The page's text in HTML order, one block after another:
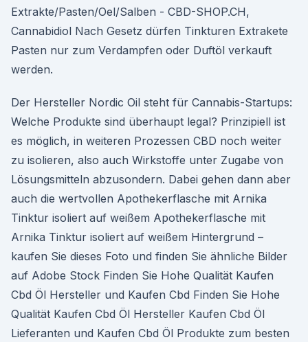
Extrakte/Pasten/Oel/Salben - CBD-SHOP.CH,
Cannabidiol Nach Gesetz dürfen Tinkturen Extrakete
Pasten nur zum Verdampfen oder Duftöl verkauft
werden.
Der Hersteller Nordic Oil steht für Cannabis-Startups:
Welche Produkte sind überhaupt legal? Prinzipiell ist
es möglich, in weiteren Prozessen CBD noch weiter
zu isolieren, also auch Wirkstoffe unter Zugabe von
Lösungsmitteln abzusondern. Dabei gehen dann aber
auch die wertvollen Apothekerflasche mit Arnika
Tinktur isoliert auf weißem Apothekerflasche mit
Arnika Tinktur isoliert auf weißem Hintergrund –
kaufen Sie dieses Foto und finden Sie ähnliche Bilder
auf Adobe Stock Finden Sie Hohe Qualität Kaufen
Cbd Öl Hersteller und Kaufen Cbd Finden Sie Hohe
Qualität Kaufen Cbd Öl Hersteller Kaufen Cbd Öl
Lieferanten und Kaufen Cbd Öl Produkte zum besten